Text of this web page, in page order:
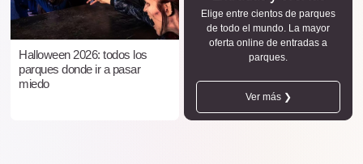
Halloween 2026: todos los
parques donde ir a pasar
miedo
Elige entre cientos de parques
de todo el mundo. La mayor
oferta online de entradas a
parques.
Ver más ❯